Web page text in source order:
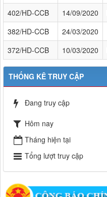
402/HD-CCB
14/09/2020
382/HD-CCB
24/03/2020
372/HD-CCB
10/03/2020
THỐNG KÊ TRUY CẬP
Đang truy cập
Hôm nay
Tháng hiện tại
Tổng lượt truy cập